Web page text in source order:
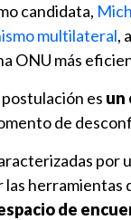
candidata,
multilateral,
ONU más
es un
de
herramientas
de